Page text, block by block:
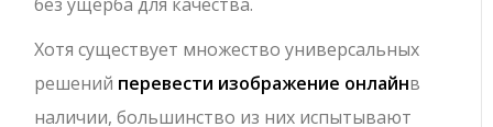
Хотя существует множество универсальных
решений перевести изображение онлайнв
наличии, большинство из них испытывают